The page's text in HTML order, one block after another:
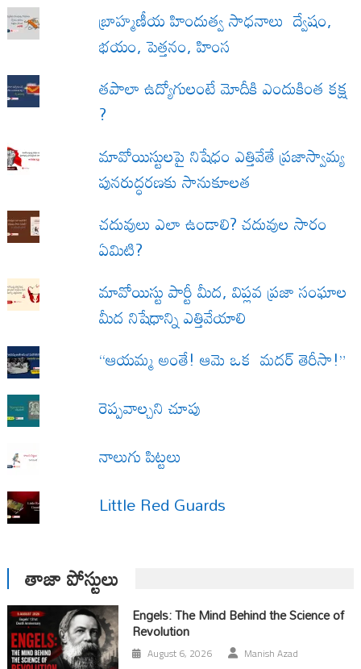
బ్రాహ్మణీయ హిందుత్వ సాధనాలు ద్వేషం,
భయం, పెత్తనం, హింస
త‌పాలా ఉద్యోగులంటే మోదీకి ఎందుకింత కక్ష
?
మావోయిస్టులపై నిషేధం ఎత్తివేతే ప్రజాస్వామ్య
పునరుద్ధరణకు సానుకూలత
చదువులు ఎలా ఉండాలి? చదువుల సారం
ఏమిటి?
మావోయిస్టు పార్టీ మీద, విప్లవ ప్రజా సంఘాల
మీద నిషేధాన్ని ఎత్తివేయాలి
“ఆయమ్మ అంతే! ఆమె ఒక మదర్ తెరీసా!”
రెప్పవాల్చని చూపు
నాలుగు పిట్టలు
Little Red Guards
తాజా పోస్టులు
Engels: The Mind Behind the Science of
Revolution
August 6, 2026 Manish Azad